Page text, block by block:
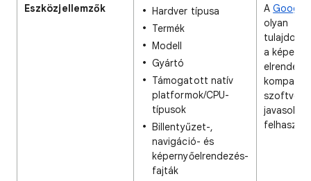
Eszközjellemzők
Hardver típusa
Termék
Modell
Gyártó
Támogatott natív
platformok/CPU-
típusok
Billentyűzet-,
navigáció- és
képernyőelrendezés-
fajták
AGoogle
olyan
a